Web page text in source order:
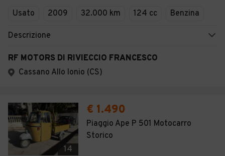
Usato 2009 32.000 km 124 cc Benzina
Descrizione
RF MOTORS DI RIVIECCIO FRANCESCO
Cassano Allo Ionio (CS)
14
€ 1.490
Piaggio Ape P 501 Motocarro
Storico